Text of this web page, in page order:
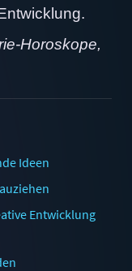
Horoskope,
Ideen
Entwicklung